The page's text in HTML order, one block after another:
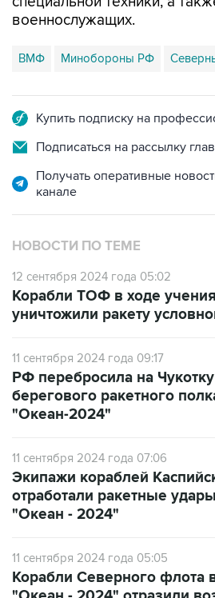
ВМФ Минобороны РФ
Подписаться на рассылку
Получать оперативные
НОВОСТИ ПО ТЕМЕ
12 сентября 2024 года 05:02
уничтожили ракету
11 сентября 2024 года 09:17
берегового ракетного
"Океан-2024"
отработали ракетные удары
"Океан - 2024"
"Океан - 2024" отразили
Баренцевом море